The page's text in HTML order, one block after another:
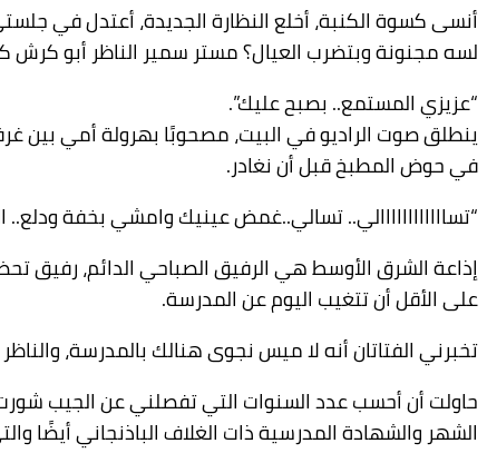
أنسى كسوة الكنبة، أخلع النظارة الجديدة، أعتدل
لسه مجنونة وبتضرب العيال؟ مستر سمير الناظر أبو كرش
“عزيزي المستمع.. بصبح عليك”.
ينطلق صوت الراديو في البيت، مصحوبًا بهرولة أمي بين
في حوض المطبخ قبل أن نغادر.
“تساااااااااااالي.. تسالي..غمض عينيك وامشي بخفة
إذاعة الشرق الأوسط هي الرفيق الصباحي الدائم، رفيق
على الأقل أن تتغيب اليوم عن المدرسة.
تخبرني الفتاتان أنه لا ميس نجوى هنالك بالمدرسة،
حاولت أن أحسب عدد السنوات التي تفصلني عن الجيب
الشهر والشهادة المدرسية ذات الغلاف الباذنجاني أيضًا